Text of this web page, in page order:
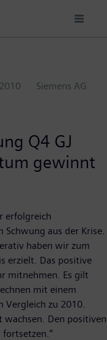
Siemens AG
Q4 GJ
gewinnt
erfolgreich
aus der Krise.
haben wir zum
erzielt. Das positive
mitnehmen. Es gilt
mit einem
zu 2010.
Den positiven